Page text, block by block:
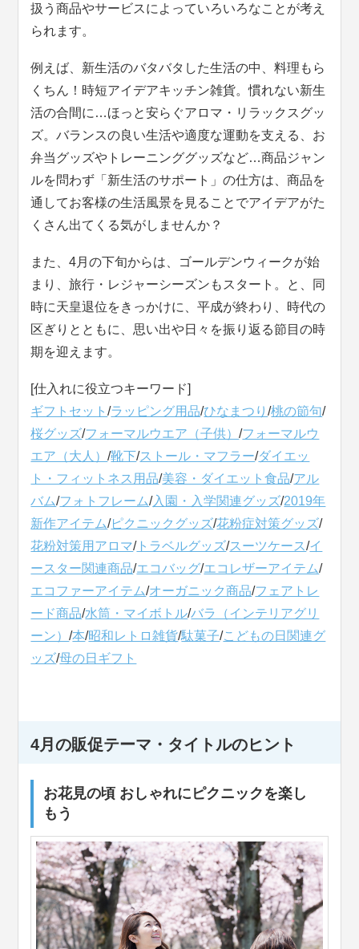
扱う商品やサービスによっていろいろなことが考え
られます。
例えば、新生活のバタバタした生活の中、料理もら
くちん！時短アイデアキッチン雑貨。慣れない新生
活の合間に…ほっと安らぐアロマ・リラックスグッ
ズ。バランスの良い生活や適度な運動を支える、お
弁当グッズやトレーニンググッズなど…商品ジャン
ルを問わず「新生活のサポート」の仕方は、商品を
通してお客様の生活風景を見ることでアイデアがた
くさん出てくる気がしませんか？
また、4月の下旬からは、ゴールデンウィークが始
まり、旅行・レジャーシーズンもスタート。と、同
時に天皇退位をきっかけに、平成が終わり、時代の
区ぎりとともに、思い出や日々を振り返る節目の時
期を迎えます。
[仕入れに役立つキーワード]
ギフトセット/ラッピング用品/ひなまつり/桃の節句/
桜グッズ/フォーマルウエア（子供）/フォーマルウ
エア（大人）/靴下/ストール・マフラー/ダイエッ
ト・フィットネス用品/美容・ダイエット食品/アル
バム/フォトフレーム/入園・入学関連グッズ/2019年
新作アイテム/ピクニックグッズ/花粉症対策グッズ/
花粉対策用アロマ/トラベルグッズ/スーツケース/イ
ースター関連商品/エコバッグ/エコレザーアイテム/
エコファーアイテム/オーガニック商品/フェアトレ
ード商品/水筒・マイボトル/バラ（インテリアグリ
ーン）/本/昭和レトロ雑貨/駄菓子/こどもの日関連グ
ッズ/母の日ギフト
4月の販促テーマ・タイトルのヒント
お花見の頃 おしゃれにピクニックを楽し
もう